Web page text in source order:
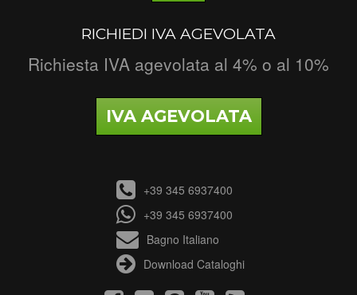
RICHIEDI IVA AGEVOLATA
Richiesta IVA agevolata al 4% o al 10%
IVA AGEVOLATA
+39 345 6937400
+39 345 6937400
Bagno Italiano
Download Cataloghi